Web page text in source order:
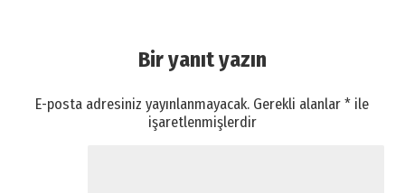
Bir yanıt yazın
E-posta adresiniz yayınlanmayacak. Gerekli alanlar* ile
işaretlenmişlerdir